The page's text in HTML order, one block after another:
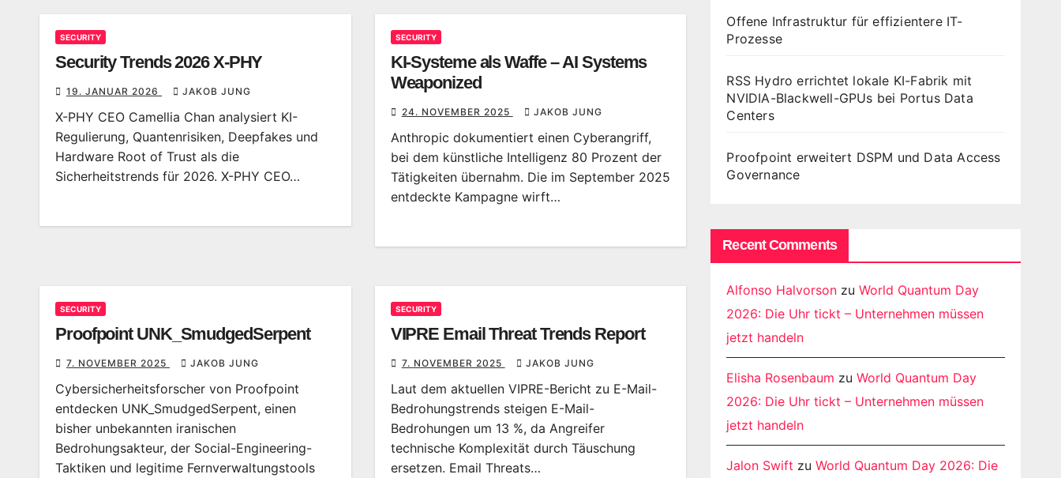
SECURITY
Security Trends 2026 X-PHY
19. JANUAR 2026 JAKOB JUNG
X-PHY CEO Camellia Chan analysiert KI-
Regulierung, Quantenrisiken, Deepfakes und
Hardware Root of Trust als die
Sicherheitstrends für 2026. X-PHY CEO…
SECURITY
KI-Systeme als Waffe – AI Systems
Weaponized
24. NOVEMBER 2025 JAKOB JUNG
Anthropic dokumentiert einen Cyberangriff,
bei dem künstliche Intelligenz 80 Prozent der
Tätigkeiten übernahm. Die im September 2025
entdeckte Kampagne wirft…
SECURITY
Proofpoint UNK_SmudgedSerpent
7. NOVEMBER 2025 JAKOB JUNG
Cybersicherheitsforscher von Proofpoint
entdecken UNK_SmudgedSerpent, einen
bisher unbekannten iranischen
Bedrohungsakteur, der Social-Engineering-
Taktiken und legitime Fernverwaltungstools
SECURITY
VIPRE Email Threat Trends Report
7. NOVEMBER 2025 JAKOB JUNG
Laut dem aktuellen VIPRE-Bericht zu E-Mail-
Bedrohungstrends steigen E-Mail-
Bedrohungen um 13 %, da Angreifer
technische Komplexität durch Täuschung
ersetzen. Email Threats…
Offene Infrastruktur für effizientere IT-
Prozesse
RSS Hydro errichtet lokale KI-Fabrik mit
NVIDIA-Blackwell-GPUs bei Portus Data
Centers
Proofpoint erweitert DSPM und Data Access
Governance
Recent Comments
Alfonso Halvorson zuWorld Quantum Day
2026: Die Uhr tickt – Unternehmen müssen
jetzt handeln
Elisha Rosenbaum zuWorld Quantum Day
2026: Die Uhr tickt – Unternehmen müssen
jetzt handeln
Jalon Swift zuWorld Quantum Day 2026: Die